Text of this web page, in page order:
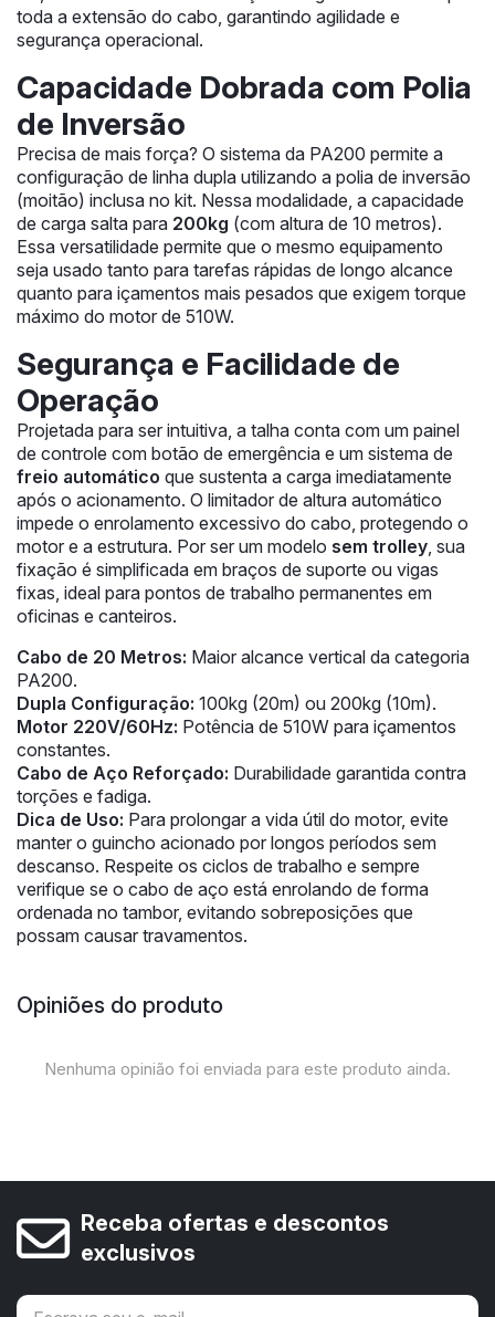
toda a extensão do cabo, garantindo agilidade e
segurança operacional.
Capacidade Dobrada com Polia
de Inversão
Precisa de mais força? O sistema da PA200 permite a
configuração de linha dupla utilizando a polia de inversão
(moitão) inclusa no kit. Nessa modalidade, a capacidade
de carga salta para 200kg (com altura de 10 metros).
Essa versatilidade permite que o mesmo equipamento
seja usado tanto para tarefas rápidas de longo alcance
quanto para içamentos mais pesados que exigem torque
máximo do motor de 510W.
Segurança e Facilidade de
Operação
Projetada para ser intuitiva, a talha conta com um painel
de controle com botão de emergência e um sistema de
freio automático que sustenta a carga imediatamente
após o acionamento. O limitador de altura automático
impede o enrolamento excessivo do cabo, protegendo o
motor e a estrutura. Por ser um modelo sem trolley , sua
fixação é simplificada em braços de suporte ou vigas
fixas, ideal para pontos de trabalho permanentes em
oficinas e canteiros.
Cabo de 20 Metros: Maior alcance vertical da categoria
PA200.
Dupla Configuração: 100kg (20m) ou 200kg (10m).
Motor 220V/60Hz: Potência de 510W para içamentos
constantes.
Cabo de Aço Reforçado: Durabilidade garantida contra
torções e fadiga.
Dica de Uso: Para prolongar a vida útil do motor, evite
manter o guincho acionado por longos períodos sem
descanso. Respeite os ciclos de trabalho e sempre
verifique se o cabo de aço está enrolando de forma
ordenada no tambor, evitando sobreposições que
possam causar travamentos.
Opiniões do produto
Nenhuma opinião foi enviada para este produto ainda.
Receba ofertas e descontos
exclusivos